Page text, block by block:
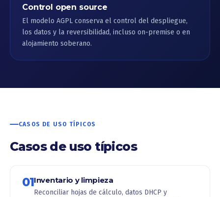
Control open source
El modelo AGPL conserva el control del despliegue,
los datos y la reversibilidad, incluso on-premise o en
alojamiento soberano.
CASOS DE USO TÍPICOS
Casos de uso típicos
01Inventario y limpieza
Reconciliar hojas de cálculo, datos DHCP y